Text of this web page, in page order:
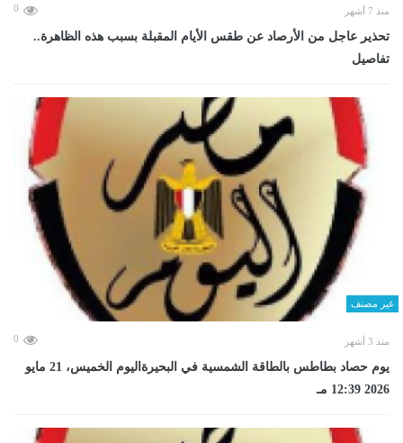
منذ 7 أشهر 0
تحذير عاجل من الأرصاد عن طقس الأيام المقبلة بسبب هذه الظاهرة..
تفاصيل
غير مصنف
منذ 3 أشهر 0
يوم حصاد بطاطس بالطاقة الشمسية في البحيرةاليوم الخميس، 21 مايو
2026 12:39 مـ